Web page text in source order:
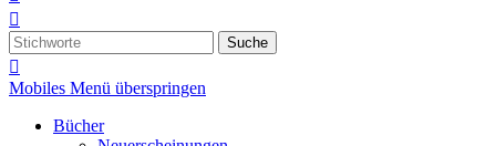

Suche

Mobiles Menü überspringen
Bücher